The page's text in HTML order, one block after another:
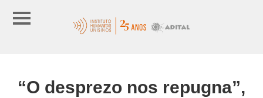
“O desprezo nos repugna”,